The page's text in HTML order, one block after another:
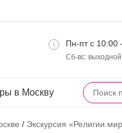
Пн-пт с 10:00
Сб-вс: выходной
в Москву
/ Экскурсия «Религии